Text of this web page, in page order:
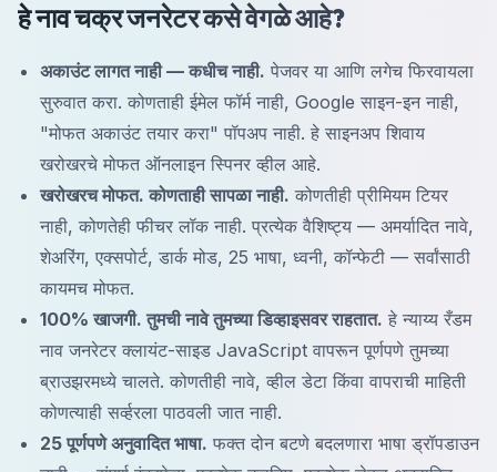
हे नाव चक्र जनरेटर कसे वेगळे आहे?
अकाउंट लागत नाही — कधीच नाही. पेजवर या आणि लगेच फिरवायला
सुरुवात करा. कोणताही ईमेल फॉर्म नाही, Google साइन-इन नाही,
"मोफत अकाउंट तयार करा" पॉपअप नाही. हे साइनअप शिवाय
खरोखरचे मोफत ऑनलाइन स्पिनर व्हील आहे.
खरोखरच मोफत. कोणताही सापळा नाही. कोणतीही प्रीमियम टियर
नाही, कोणतेही फीचर लॉक नाही. प्रत्येक वैशिष्ट्य — अमर्यादित नावे,
शेअरिंग, एक्सपोर्ट, डार्क मोड, 25 भाषा, ध्वनी, कॉन्फेटी — सर्वांसाठी
कायमच मोफत.
100% खाजगी. तुमची नावे तुमच्या डिव्हाइसवर राहतात. हे न्याय्य रँडम
नाव जनरेटर क्लायंट-साइड JavaScript वापरून पूर्णपणे तुमच्या
ब्राउझरमध्ये चालते. कोणतीही नावे, व्हील डेटा किंवा वापराची माहिती
कोणत्याही सर्व्हरला पाठवली जात नाही.
25 पूर्णपणे अनुवादित भाषा. फक्त दोन बटणे बदलणारा भाषा ड्रॉपडाउन